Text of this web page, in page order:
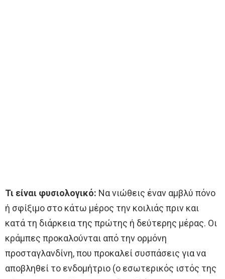
Τι είναι φυσιολογικό: Να νιώθεις έναν αμβλύ πόνο
ή σφίξιμο στο κάτω μέρος την κοιλιάς πριν και
κατά τη διάρκεια της πρώτης ή δεύτερης μέρας. Oι
κράμπες προκαλούνται από την ορμόνη
προσταγλανδίνη, που προκαλεί συσπάσεις για να
αποβληθεί το ενδομήτριο (ο εσωτερικός ιστός της